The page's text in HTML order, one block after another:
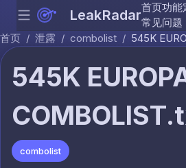
Skip
Menu LeakRadar首页功能
常见问题
首页 / 泄露 / combolist / 545K
545K
combolist